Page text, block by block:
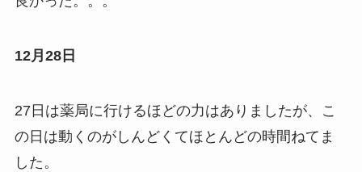
12月28日
27日は薬局に行けるほどの力はありましたが、こ
の日は動くのがしんどくてほとんどの時間ねてま
した。